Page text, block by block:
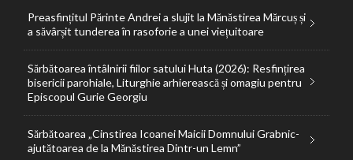
Preasfințitul Părinte Andrei a slujit la Mănăstirea Mărcuș și
a săvârșit tunderea în rasoforie a unei viețuitoare
Sărbătoarea întâlnirii fiilor satului Huta (2026): Resfințirea
bisericii parohiale, Liturghie arhierească și omagiu pentru
Episcopul Gurie Georgiu
Sărbătoarea „Cinstirea Icoanei Maicii Domnului Grabnic-
ajutătoarea de la Mănăstirea Dintr-un Lemn”